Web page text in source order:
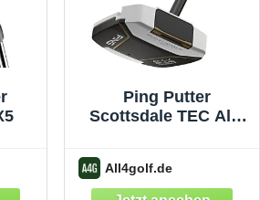
Ping Putter
Scottsdale TEC Ally
All4golf.de